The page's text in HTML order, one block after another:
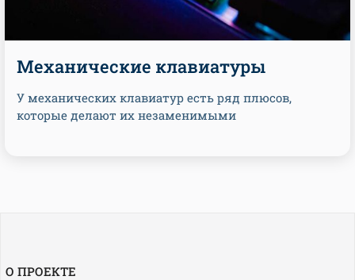
Механические клавиатуры
У механических клавиатур есть ряд плюсов,
которые делают их незаменимыми
О ПРОЕКТЕ